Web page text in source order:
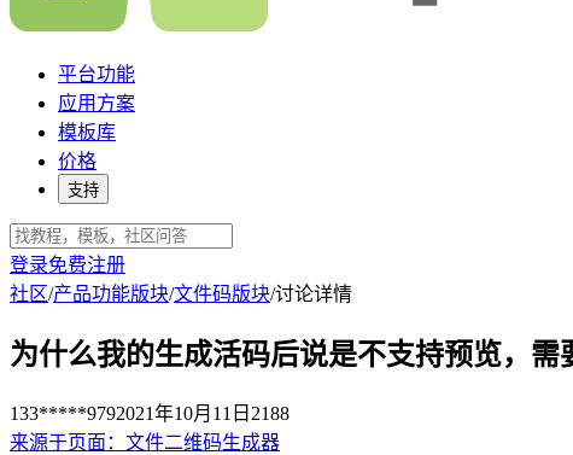
平台功能
应用方案
模板库
价格
支持
登录免费注册
社区/产品功能版块/文件码版块/讨论详情
为什么我的生成活码后说是不支持预览，
133*****9792021年10月11日 2188
来源于页面 ： 文件二维码生成器